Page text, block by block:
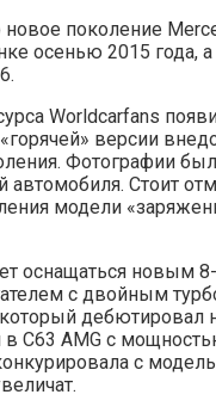
новое поколение
осенью 2015 года,
Worldcarfans
версии
Фотографии
автомобиля. Стоит
модели
оснащаться новым 8-
с двойным
дебютировал
в C63 AMG с
с